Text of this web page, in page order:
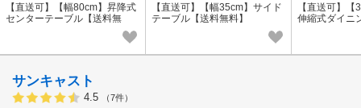
【直送可】【幅80cm】昇降式
センターテーブル【送料無
【直送可】【幅35cm】サイド
テーブル【送料無料】
【直送可】
伸縮式ダイニ
サンキャスト
4.5 （7件）